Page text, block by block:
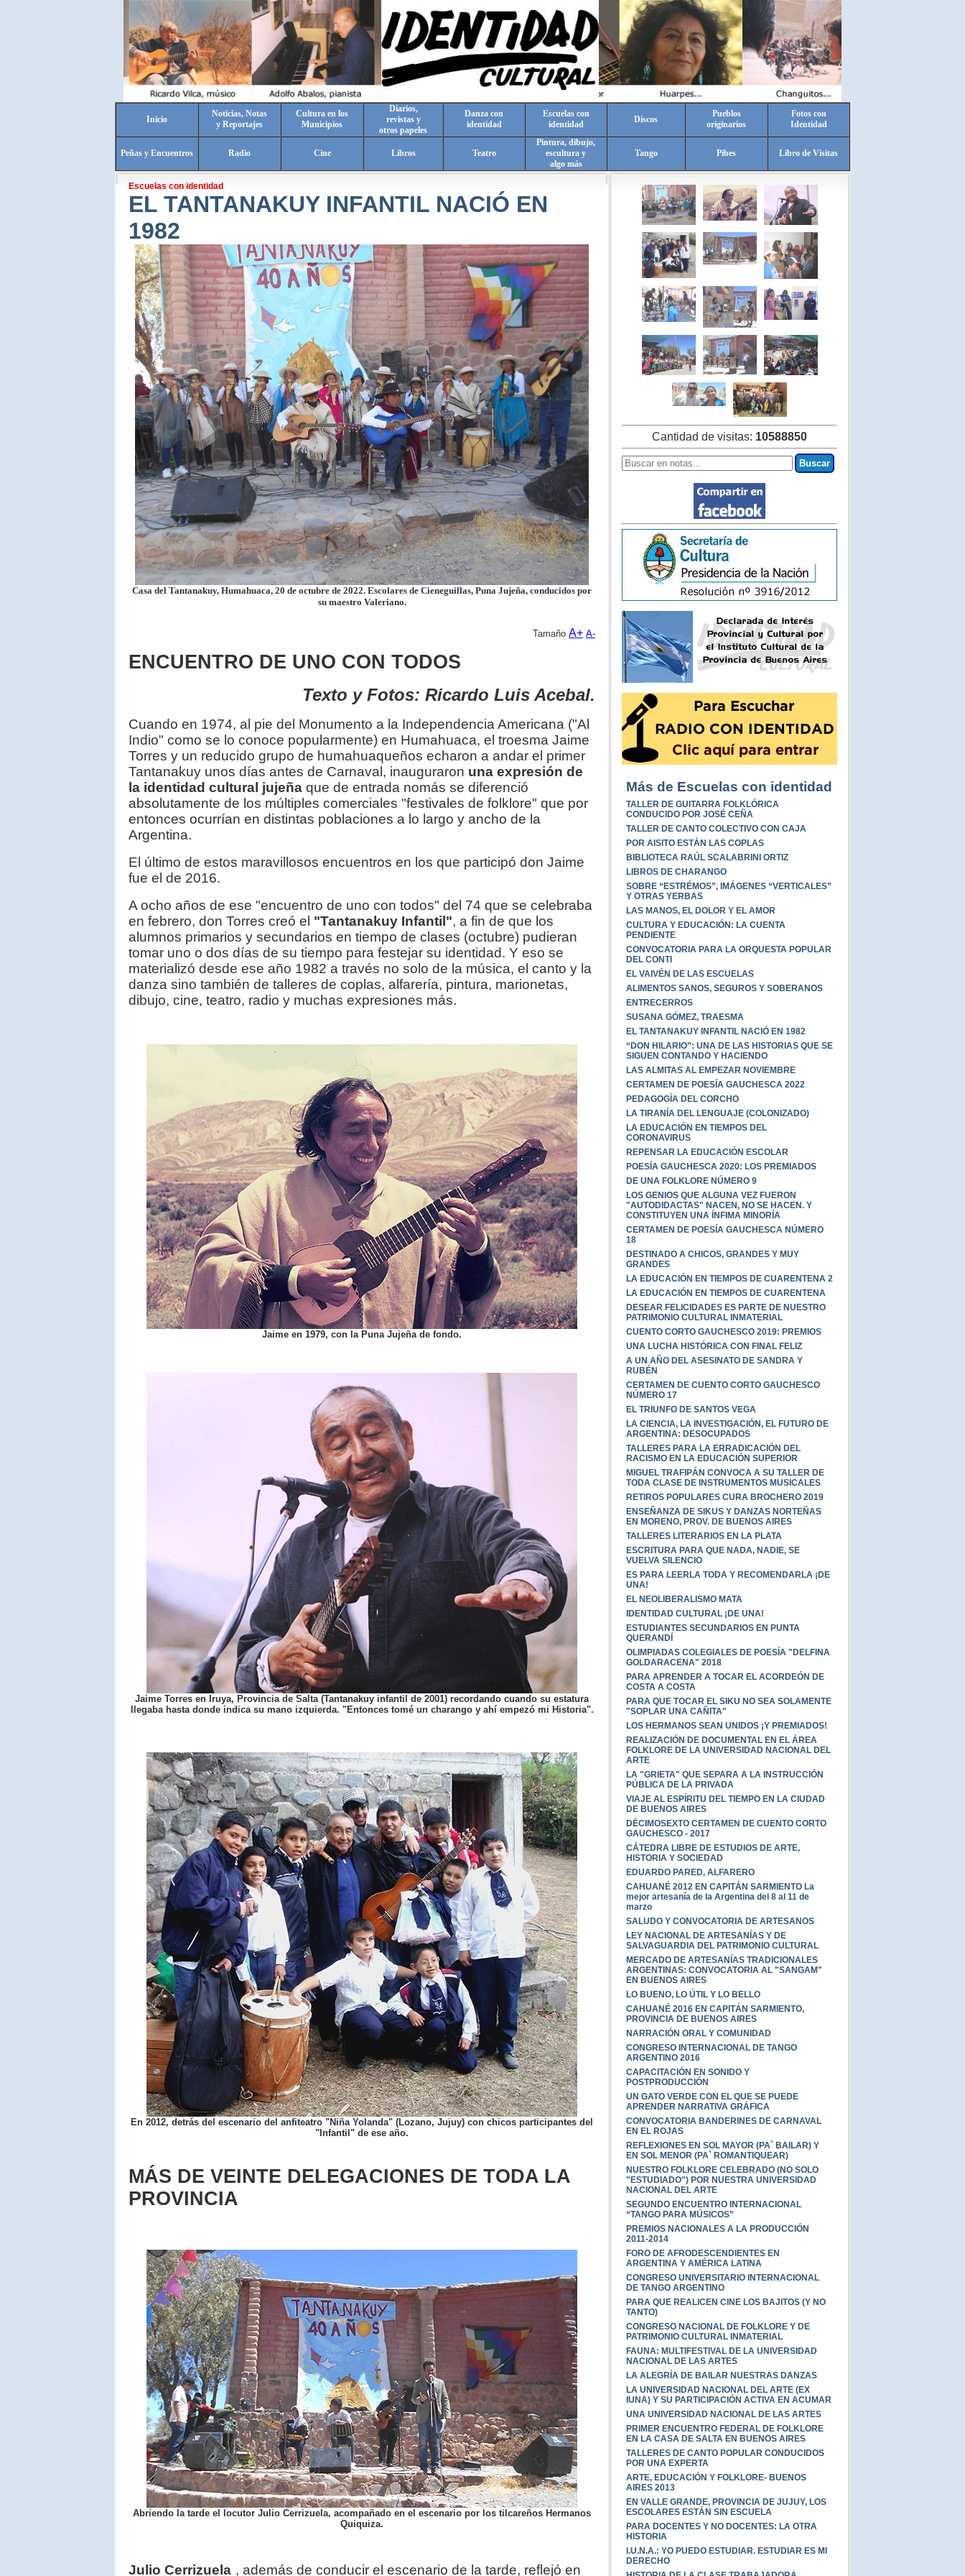
Inicio
Noticias, Notas
y Reportajes
Cultura en los
Municipios
Diarios,
revistas y
otros papeles
Danza con
identidad
Escuelas con
identidad
Discos
Pueblos
originarios
Fotos con
Identidad
Peñas y Encuentros Radio Cine Libros Teatro
Pintura, dibujo,
escultura y
algo más
Tango Pibes Libro de Visitas
Escuelas con identidad
EL TANTANAKUY INFANTIL NACIÓ EN
1982
Casa del Tantanakuy, Humahuaca, 20 de octubre de 2022. Escolares de Cieneguillas, Puna Jujeña, conducidos por
su maestro Valeriano.
Tamaño A+ A-
ENCUENTRO DE UNO CON TODOS
Texto y Fotos: Ricardo Luis Acebal.
Cuando en 1974, al pie del Monumento a la Independencia Americana ("Al
Indio" como se lo conoce popularmente) en Humahuaca, el troesma Jaime
Torres y un reducido grupo de humahuaqueños echaron a andar el primer
Tantanakuy unos días antes de Carnaval, inauguraron una expresión de
la identidad cultural jujeña que de entrada nomás se diferenció
absolutamente de los múltiples comerciales "festivales de folklore" que por
entonces ocurrían en distintas poblaciones a lo largo y ancho de la
Argentina.
El último de estos maravillosos encuentros en los que participó don Jaime
fue el de 2016.
A ocho años de ese "encuentro de uno con todos" del 74 que se celebraba
en febrero, don Torres creó el "Tantanakuy Infantil", a fin de que los
alumnos primarios y secundarios en tiempo de clases (octubre) pudieran
tomar uno o dos días de su tiempo para festejar su identidad. Y eso se
materializó desde ese año 1982 a través no solo de la música, el canto y la
danza sino también de talleres de coplas, alfarería, pintura, marionetas,
dibujo, cine, teatro, radio y muchas expresiones más.
Jaime en 1979, con la Puna Jujeña de fondo.
Jaime Torres en Iruya, Provincia de Salta (Tantanakuy infantil de 2001) recordando cuando su estatura
llegaba hasta donde indica su mano izquierda. "Entonces tomé un charango y ahí empezó mi Historia".
En 2012, detrás del escenario del anfiteatro "Niña Yolanda" (Lozano, Jujuy) con chicos participantes del
"Infantil" de ese año.
MÁS DE VEINTE DELEGACIONES DE TODA LA
PROVINCIA
Abriendo la tarde el locutor Julio Cerrizuela, acompañado en el escenario por los tilcareños Hermanos
Quiquiza.
Julio Cerrizuela , además de conducir el escenario de la tarde, reflejó en
Cantidad de visitas: 10588850
Más de Escuelas con identidad
TALLER DE GUITARRA FOLKLÓRICA
CONDUCIDO POR JOSÉ CEÑA
TALLER DE CANTO COLECTIVO CON CAJA
POR AISITO ESTÁN LAS COPLAS
BIBLIOTECA RAÚL SCALABRINI ORTIZ
LIBROS DE CHARANGO
SOBRE “ESTRÉMOS”, IMÁGENES “VERTICALES”
Y OTRAS YERBAS
LAS MANOS, EL DOLOR Y EL AMOR
CULTURA Y EDUCACIÓN: LA CUENTA
PENDIENTE
CONVOCATORIA PARA LA ORQUESTA POPULAR
DEL CONTI
EL VAIVÉN DE LAS ESCUELAS
ALIMENTOS SANOS, SEGUROS Y SOBERANOS
ENTRECERROS
SUSANA GÓMEZ, TRAESMA
EL TANTANAKUY INFANTIL NACIÓ EN 1982
“DON HILARIO”: UNA DE LAS HISTORIAS QUE SE
SIGUEN CONTANDO Y HACIENDO
LAS ALMITAS AL EMPEZAR NOVIEMBRE
CERTAMEN DE POESÍA GAUCHESCA 2022
PEDAGOGÍA DEL CORCHO
LA TIRANÍA DEL LENGUAJE (COLONIZADO)
LA EDUCACIÓN EN TIEMPOS DEL
CORONAVIRUS
REPENSAR LA EDUCACIÓN ESCOLAR
POESÍA GAUCHESCA 2020: LOS PREMIADOS
DE UNA FOLKLORE NÚMERO 9
LOS GENIOS QUE ALGUNA VEZ FUERON
"AUTODIDACTAS" NACEN, NO SE HACEN. Y
CONSTITUYEN UNA ÍNFIMA MINORÍA
CERTAMEN DE POESÍA GAUCHESCA NÚMERO
18
DESTINADO A CHICOS, GRANDES Y MUY
GRANDES
LA EDUCACIÓN EN TIEMPOS DE CUARENTENA 2
LA EDUCACIÓN EN TIEMPOS DE CUARENTENA
DESEAR FELICIDADES ES PARTE DE NUESTRO
PATRIMONIO CULTURAL INMATERIAL
CUENTO CORTO GAUCHESCO 2019: PREMIOS
UNA LUCHA HISTÓRICA CON FINAL FELIZ
A UN AÑO DEL ASESINATO DE SANDRA Y
RUBÉN
CERTAMEN DE CUENTO CORTO GAUCHESCO
NÚMERO 17
EL TRIUNFO DE SANTOS VEGA
LA CIENCIA, LA INVESTIGACIÓN, EL FUTURO DE
ARGENTINA: DESOCUPADOS
TALLERES PARA LA ERRADICACIÓN DEL
RACISMO EN LA EDUCACIÓN SUPERIOR
MIGUEL TRAFIPÁN CONVOCA A SU TALLER DE
TODA CLASE DE INSTRUMENTOS MUSICALES
RETIROS POPULARES CURA BROCHERO 2019
ENSEÑANZA DE SIKUS Y DANZAS NORTEÑAS
EN MORENO, PROV. DE BUENOS AIRES
TALLERES LITERARIOS EN LA PLATA
ESCRITURA PARA QUE NADA, NADIE, SE
VUELVA SILENCIO
ES PARA LEERLA TODA Y RECOMENDARLA ¡DE
UNA!
EL NEOLIBERALISMO MATA
IDENTIDAD CULTURAL ¡DE UNA!
ESTUDIANTES SECUNDARIOS EN PUNTA
QUERANDÍ
OLIMPIADAS COLEGIALES DE POESÍA "DELFINA
GOLDARACENA" 2018
PARA APRENDER A TOCAR EL ACORDEÓN DE
COSTA A COSTA
PARA QUE TOCAR EL SIKU NO SEA SOLAMENTE
"SOPLAR UNA CAÑITA"
LOS HERMANOS SEAN UNIDOS ¡Y PREMIADOS!
REALIZACIÓN DE DOCUMENTAL EN EL ÁREA
FOLKLORE DE LA UNIVERSIDAD NACIONAL DEL
ARTE
LA "GRIETA" QUE SEPARA A LA INSTRUCCIÓN
PÚBLICA DE LA PRIVADA
VIAJE AL ESPÍRITU DEL TIEMPO EN LA CIUDAD
DE BUENOS AIRES
DÉCIMOSEXTO CERTAMEN DE CUENTO CORTO
GAUCHESCO - 2017
CÁTEDRA LIBRE DE ESTUDIOS DE ARTE,
HISTORIA Y SOCIEDAD
EDUARDO PARED, ALFARERO
CAHUANÉ 2012 EN CAPITÁN SARMIENTO La
mejor artesanía de la Argentina del 8 al 11 de
marzo
SALUDO Y CONVOCATORIA DE ARTESANOS
LEY NACIONAL DE ARTESANÍAS Y DE
SALVAGUARDIA DEL PATRIMONIO CULTURAL
MERCADO DE ARTESANÍAS TRADICIONALES
ARGENTINAS: CONVOCATORIA AL "SANGAM"
EN BUENOS AIRES
LO BUENO, LO ÚTIL Y LO BELLO
CAHUANÉ 2016 EN CAPITÁN SARMIENTO,
PROVINCIA DE BUENOS AIRES
NARRACIÓN ORAL Y COMUNIDAD
CONGRESO INTERNACIONAL DE TANGO
ARGENTINO 2016
CAPACITACIÓN EN SONIDO Y
POSTPRODUCCIÓN
UN GATO VERDE CON EL QUE SE PUEDE
APRENDER NARRATIVA GRÁFICA
CONVOCATORIA BANDERINES DE CARNAVAL
EN EL ROJAS
REFLEXIONES EN SOL MAYOR (PA` BAILAR) Y
EN SOL MENOR (PA` ROMANTIQUEAR)
NUESTRO FOLKLORE CELEBRADO (NO SOLO
"ESTUDIADO") POR NUESTRA UNIVERSIDAD
NACIONAL DEL ARTE
SEGUNDO ENCUENTRO INTERNACIONAL
“TANGO PARA MÚSICOS”
PREMIOS NACIONALES A LA PRODUCCIÓN
2011-2014
FORO DE AFRODESCENDIENTES EN
ARGENTINA Y AMÉRICA LATINA
CONGRESO UNIVERSITARIO INTERNACIONAL
DE TANGO ARGENTINO
PARA QUE REALICEN CINE LOS BAJITOS (Y NO
TANTO)
CONGRESO NACIONAL DE FOLKLORE Y DE
PATRIMONIO CULTURAL INMATERIAL
FAUNA: MULTIFESTIVAL DE LA UNIVERSIDAD
NACIONAL DE LAS ARTES
LA ALEGRÍA DE BAILAR NUESTRAS DANZAS
LA UNIVERSIDAD NACIONAL DEL ARTE (EX
IUNA) Y SU PARTICIPACIÓN ACTIVA EN ACUMAR
UNA UNIVERSIDAD NACIONAL DE LAS ARTES
PRIMER ENCUENTRO FEDERAL DE FOLKLORE
EN LA CASA DE SALTA EN BUENOS AIRES
TALLERES DE CANTO POPULAR CONDUCIDOS
POR UNA EXPERTA
ARTE, EDUCACIÓN Y FOLKLORE- BUENOS
AIRES 2013
EN VALLE GRANDE, PROVINCIA DE JUJUY, LOS
ESCOLARES ESTÁN SIN ESCUELA
PARA DOCENTES Y NO DOCENTES: LA OTRA
HISTORIA
I.U.N.A.: YO PUEDO ESTUDIAR. ESTUDIAR ES MI
DERECHO